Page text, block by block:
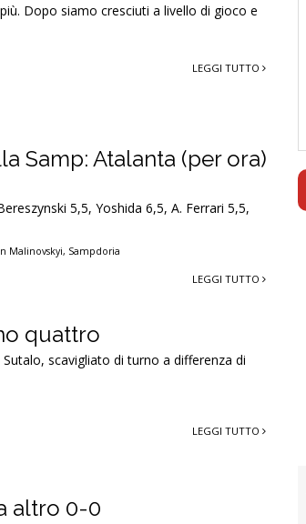
Dopo siamo cresciuti a livello di gioco e
LEGGI TUTTO
Samp: Atalanta (per ora)
5,5, Yoshida 6,5, A. Ferrari 5,5,
Malinovskyi, Sampdoria
LEGGI TUTTO
quattro
scavigliato di turno a differenza di
LEGGI TUTTO
altro 0-0